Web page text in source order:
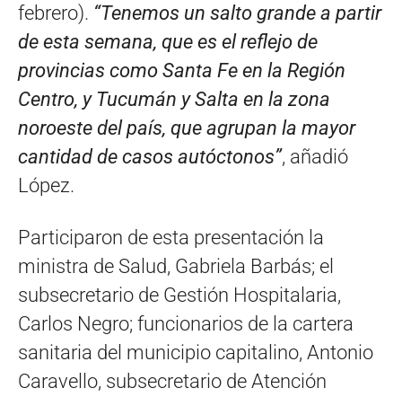
febrero). “Tenemos un salto grande a partir
de esta semana, que es el reflejo de
provincias como Santa Fe en la Región
Centro, y Tucumán y Salta en la zona
noroeste del país, que agrupan la mayor
cantidad de casos autóctonos”, añadió
López.
Participaron de esta presentación la
ministra de Salud, Gabriela Barbás; el
subsecretario de Gestión Hospitalaria,
Carlos Negro; funcionarios de la cartera
sanitaria del municipio capitalino, Antonio
Caravello, subsecretario de Atención